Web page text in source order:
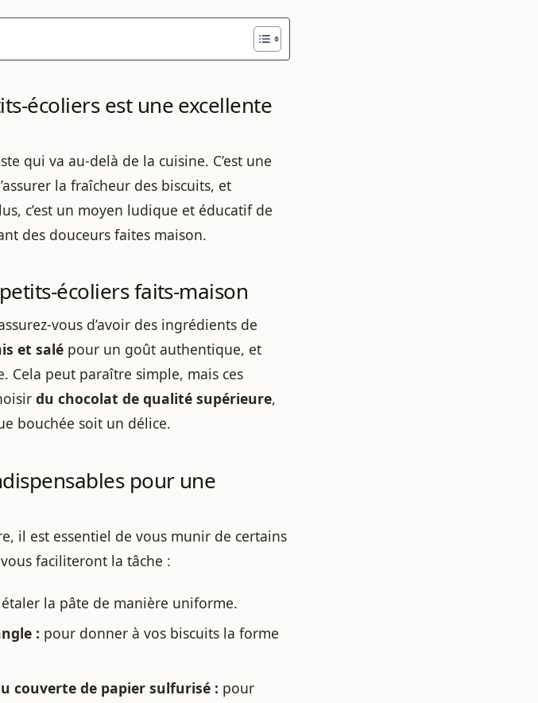
écoliers est une excellente
qui va au-delà de la cuisine. C’est une
la fraîcheur des biscuits, et
c’est un moyen ludique et éducatif de
des douceurs faites maison.
écoliers faits-maison
vous d’avoir des ingrédients de
et salé pour un goût authentique, et
Cela peut paraître simple, mais ces
du chocolat de qualité supérieure,
bouchée soit un délice.
pour une
il est essentiel de vous munir de certains
faciliteront la tâche :
la pâte de manière uniforme.
: pour donner à vos biscuits la forme
couverte de papier sulfurisé : pour